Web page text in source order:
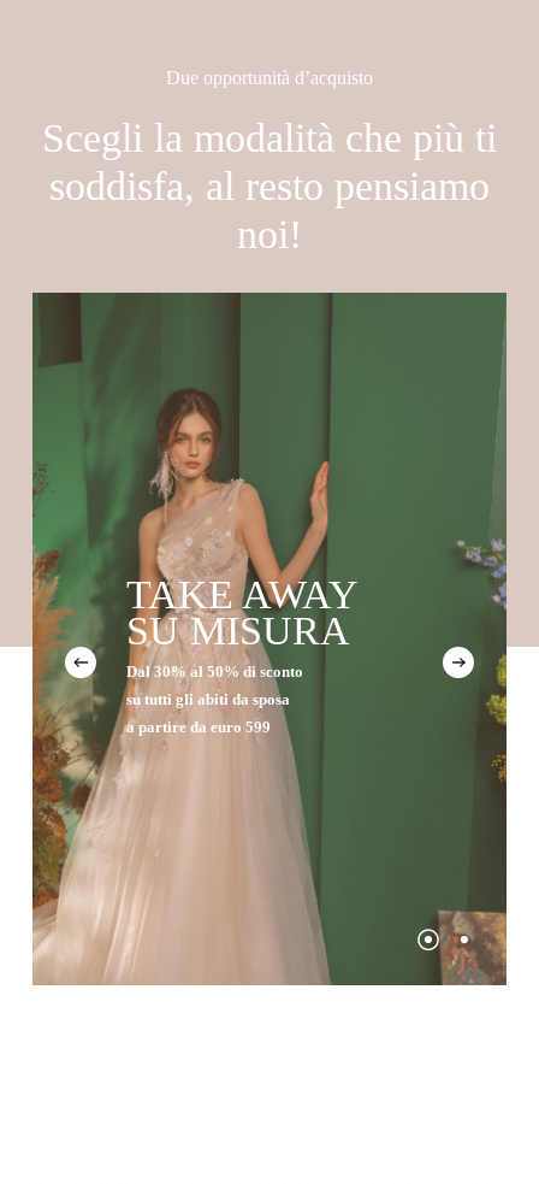
Due opportunità d’acquisto
Scegli la modalità che più ti
soddisfa, al resto pensiamo
noi!
TAKE AWAY
SU MISURA
Dal 30% al 50% di sconto
su tutti gli abiti da sposa
a partire da euro 599